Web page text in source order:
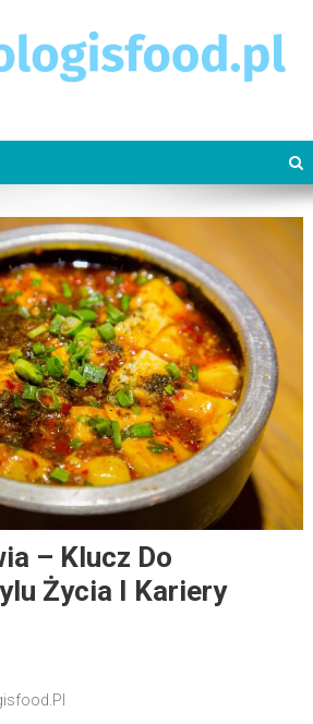
– Klucz Do
Życia I Kariery